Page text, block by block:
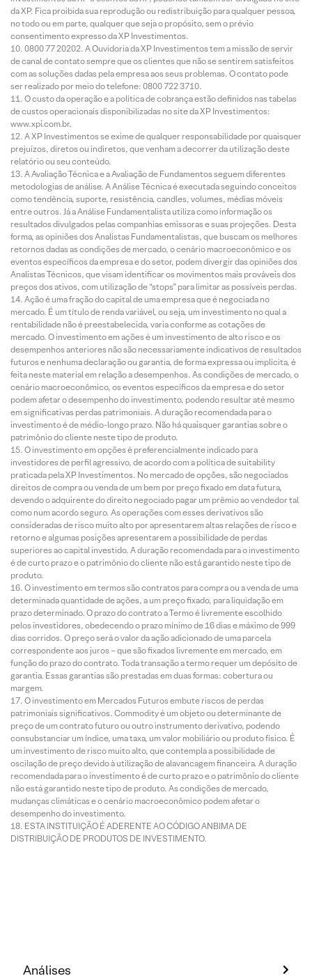
da XP. Fica proibida sua reprodução ou redistribuição para qualquer pessoa,
no todo ou em parte, qualquer que seja o propósito, sem o prévio
consentimento expresso da XP Investimentos.
0800 77 20202. A Ouvidoria da XP Investimentos tem a missão de servir
de canal de contato sempre que os clientes que não se sentirem satisfeitos
com as soluções dadas pela empresa aos seus problemas. O contato pode
ser realizado por meio do telefone: 0800 722 3710.
O custo da operação e a política de cobrança estão definidos nas tabelas
de custos operacionais disponibilizadas no site da XP Investimentos:
www.xpi.com.br.
A XP Investimentos se exime de qualquer responsabilidade por quaisquer
prejuízos, diretos ou indiretos, que venham a decorrer da utilização deste
relatório ou seu conteúdo.
A Avaliação Técnica e a Avaliação de Fundamentos seguem diferentes
metodologias de análise. A Análise Técnica é executada seguindo conceitos
como tendência, suporte, resistência, candles, volumes, médias móveis
entre outros. Já a Análise Fundamentalista utiliza como informação os
resultados divulgados pelas companhias emissoras e suas projeções. Desta
forma, as opiniões dos Analistas Fundamentalistas, que buscam os melhores
retornos dadas as condições de mercado, o cenário macroeconômico e os
eventos específicos da empresa e do setor, podem divergir das opiniões dos
Analistas Técnicos, que visam identificar os movimentos mais prováveis dos
preços dos ativos, com utilização de “stops” para limitar as possíveis perdas.
Ação é uma fração do capital de uma empresa que é negociada no
mercado. É um título de renda variável, ou seja, um investimento no qual a
rentabilidade não é preestabelecida, varia conforme as cotações de
mercado. O investimento em ações é um investimento de alto risco e os
desempenhos anteriores não são necessariamente indicativos de resultados
futuros e nenhuma declaração ou garantia, de forma expressa ou implícita, é
feita neste material em relação a desempenhos. As condições de mercado, o
cenário macroeconômico, os eventos específicos da empresa e do setor
podem afetar o desempenho do investimento, podendo resultar até mesmo
em significativas perdas patrimoniais. A duração recomendada para o
investimento é de médio-longo prazo. Não há quaisquer garantias sobre o
patrimônio do cliente neste tipo de produto.
O investimento em opções é preferencialmente indicado para
investidores de perfil agressivo, de acordo com a política de suitability
praticada pela XP Investimentos. No mercado de opções, são negociados
direitos de compra ou venda de um bem por preço fixado em data futura,
devendo o adquirente do direito negociado pagar um prêmio ao vendedor tal
como num acordo seguro. As operações com esses derivativos são
consideradas de risco muito alto por apresentarem altas relações de risco e
retorno e algumas posições apresentarem a possibilidade de perdas
superiores ao capital investido. A duração recomendada para o investimento
é de curto prazo e o patrimônio do cliente não está garantido neste tipo de
produto.
O investimento em termos são contratos para compra ou a venda de uma
determinada quantidade de ações, a um preço fixado, para liquidação em
prazo determinado. O prazo do contrato a Termo é livremente escolhido
pelos investidores, obedecendo o prazo mínimo de 16 dias e máximo de 999
dias corridos. O preço será o valor da ação adicionado de uma parcela
correspondente aos juros – que são fixados livremente em mercado, em
função do prazo do contrato. Toda transação a termo requer um depósito de
garantia. Essas garantias são prestadas em duas formas: cobertura ou
margem.
O investimento em Mercados Futuros embute riscos de perdas
patrimoniais significativos. Commodity é um objeto ou determinante de
preço de um contrato futuro ou outro instrumento derivativo, podendo
consubstanciar um índice, uma taxa, um valor mobiliário ou produto físico. É
um investimento de risco muito alto, que contempla a possibilidade de
oscilação de preço devido à utilização de alavancagem financeira. A duração
recomendada para o investimento é de curto prazo e o patrimônio do cliente
não está garantido neste tipo de produto. As condições de mercado,
mudanças climáticas e o cenário macroeconômico podem afetar o
desempenho do investimento.
ESTA INSTITUIÇÃO É ADERENTE AO CÓDIGO ANBIMA DE
DISTRIBUIÇÃO DE PRODUTOS DE INVESTIMENTO.
Análises